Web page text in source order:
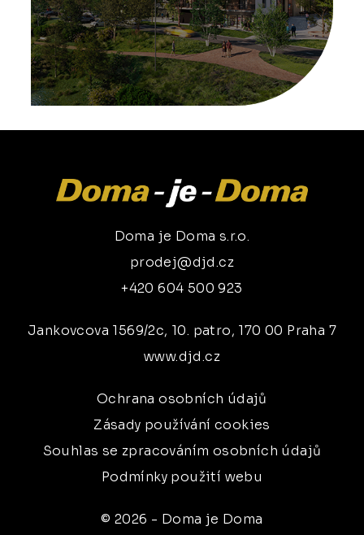
Doma je Doma s.r.o.
prodej@djd.cz
+420 604 500 923
Jankovcova 1569/2c, 10. patro, 170 00 Praha 7
www.djd.cz
Ochrana osobních údajů
Zásady používání cookies
Souhlas se zpracováním osobních údajů
Podmínky použití webu
© 2026 - Doma je Doma